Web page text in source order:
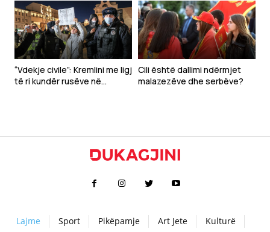
“Vdekje civile”: Kremlini me ligj
të ri kundër rusëve në
Cili është dallimi ndërmjet
malazezëve dhe serbëve?
Lajme Sport Pikëpamje Art Jete Kulturë